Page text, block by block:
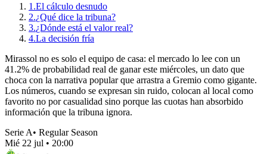
1.El cálculo desnudo
2.¿Qué dice la tribuna?
3.¿Dónde está el valor real?
4.La decisión fría
Mirassol no es solo el equipo de casa: el mercado lo lee con un
41.2% de probabilidad real de ganar este miércoles, un dato que
choca con la narrativa popular que arrastra a Gremio como gigante.
Los números, cuando se expresan sin ruido, colocan al local como
favorito no por casualidad sino porque las cuotas han absorbido
información que la tribuna ignora.
Serie A• Regular Season
Mié 22 jul • 20:00